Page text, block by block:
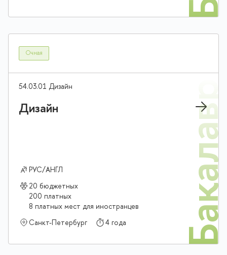
Очная
54.03.01 Дизайн
Дизайн
РУС/АНГЛ
20 бюджетных
200 платных
8 платных мест для иностранцев
Санкт-Петербург
4 года